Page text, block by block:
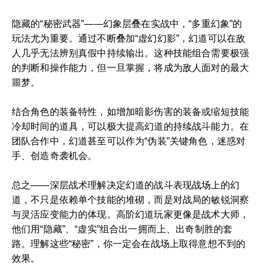
隐藏的“秘密武器”——幻象层叠在实战中，“多重幻象”的
玩法尤为重要。通过不断叠加“虚幻幻影”，幻道可以在敌
人几乎无法辨别真假中持续输出。这种技能组合需要极强
的判断和操作能力，但一旦掌握，将成为敌人面对的最大
噩梦。
结合角色的装备特性，如增加暗影伤害的装备或缩短技能
冷却时间的道具，可以极大提高幻道的持续战斗能力。在
团队合作中，幻道甚至可以作为“伪装”关键角色，迷惑对
手、创造奇袭机会。
总之——深层战术理解决定幻道的战斗表现战场上的幻
道，不只是依赖单个技能的堆砌，而是对战局的敏锐洞察
与灵活应变能力的体现。高阶幻道玩家更像是战术大师，
他们用“隐藏”、“虚实”组合出一拥而上、出奇制胜的套
路。理解这些“秘密”，你一定会在战场上取得意想不到的
效果。